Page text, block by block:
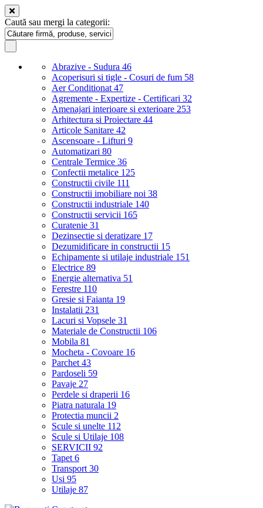
Caută sau mergi la categorii:
Abrazive - Sudura 46
Acoperisuri si tigle - Cosuri de fum 58
Aer Conditionat 47
Agremente - Expertize - Certificari 32
Amenajari interioare si exterioare 253
Arhitectura si Proiectare 44
Articole Sanitare 42
Ascensoare - Lifturi 9
Automatizari 80
Centrale Termice 36
Confectii metalice 125
Constructii civile 111
Constructii imobiliare noi 38
Constructii industriale 140
Constructii servicii 165
Curatenie 31
Dezinsectie si deratizare 17
Dezumidificare in constructii 15
Echipamente si utilaje industriale 151
Electrice 89
Energie alternativa 51
Ferestre 110
Gresie si Faianta 19
Instalatii 231
Lacuri si Vopsele 31
Materiale de Constructii 106
Mobila 81
Mocheta - Covoare 16
Parchet 43
Pardoseli 59
Pavaje 27
Perdele si draperii 16
Piatra naturala 19
Protectia muncii 2
Scule si unelte 112
Scule si Utilaje 108
SERVICII 92
Tapet 6
Transport 30
Usi 95
Utilaje 87